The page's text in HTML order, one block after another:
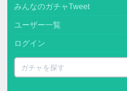
みんなのガチャTweet
ユーザー一覧
ログイン